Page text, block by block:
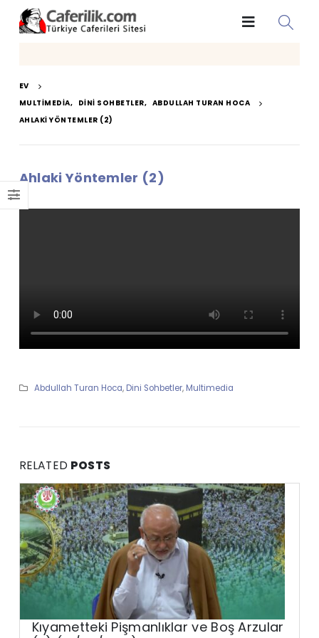
EV
MULTIMEDIA, DINI SOHBETLER, ABDULLAH TURAN HOCA
AHLAKI YÖNTEMLER (2)
Ahlaki Yöntemler (2)
Abdullah Turan Hoca, Dini Sohbetler, Multimedia
RELATED POSTS
Kıyametteki Pişmanlıklar ve Boş Arzular